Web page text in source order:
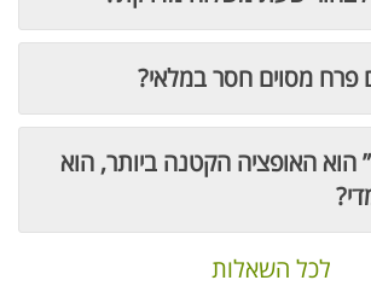
פרח מסוים חסר במלאי?
הוא האופציה הקטנה ביותר, הוא
לכל השאלות